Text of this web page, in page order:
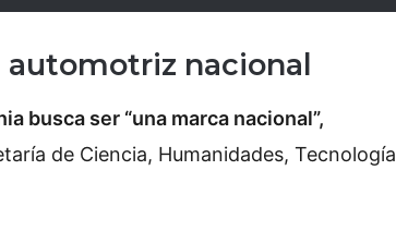
nacional
busca ser “una marca nacional”,
de Ciencia, Humanidades, Tecnología